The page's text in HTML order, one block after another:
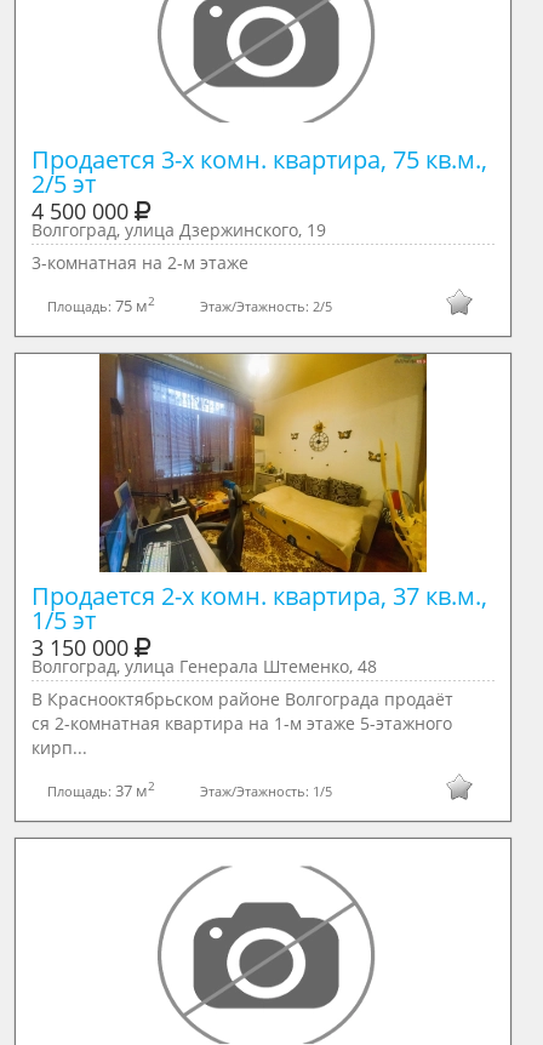
Продается 3-х комн. квартира, 75 кв.м.,
2/5 эт
4 500 000
Волгоград, улица Дзержинского, 19
3-комнатная на 2-м этаже
Площадь:75 м2 Этаж/Этажность: 2/5
Продается 2-х комн. квартира, 37 кв.м.,
1/5 эт
3 150 000
Волгоград, улица Генерала Штеменко, 48
В Краснооктябрьском районе Волгограда продаёт
ся 2-комнатная квартира на 1-м этаже 5-этажного
кирп...
Площадь:37 м2 Этаж/Этажность: 1/5